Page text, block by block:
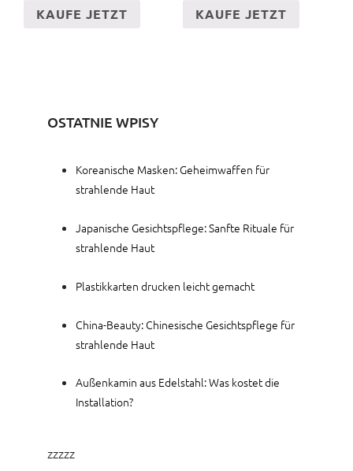
KAUFE JETZT KAUFE JETZT
OSTATNIE WPISY
Koreanische Masken: Geheimwaffen für
strahlende Haut
Japanische Gesichtspflege: Sanfte Rituale für
strahlende Haut
Plastikkarten drucken leicht gemacht
China-Beauty: Chinesische Gesichtspflege für
strahlende Haut
Außenkamin aus Edelstahl: Was kostet die
Installation?
zzzzz